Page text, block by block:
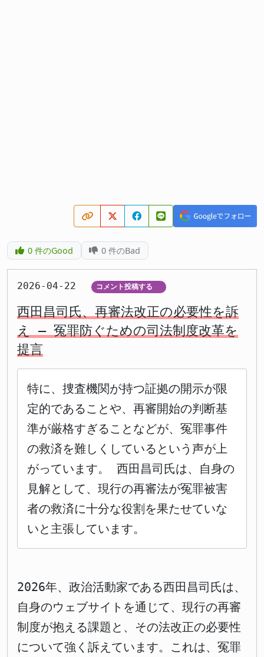
0件のGood 0 件のBad
2026-04-22 コメント投稿する
西田昌司氏、再審法改正の必要性を訴
え – 冤罪防ぐための司法制度改革を
提言
特に、捜査機関が持つ証拠の開示が限
定的であることや、再審開始の判断基
準が厳格すぎることなどが、冤罪事件
の救済を難しくしているという声が上
がっています。 西田昌司氏は、自身の
見解として、現行の再審法が冤罪被害
者の救済に十分な役割を果たせていな
いと主張しています。
2026年、政治活動家である西田昌司氏は、
自身のウェブサイトを通じて、現行の再審
制度が抱える課題と、その法改正の必要性
について強く訴えています。これは、冤罪